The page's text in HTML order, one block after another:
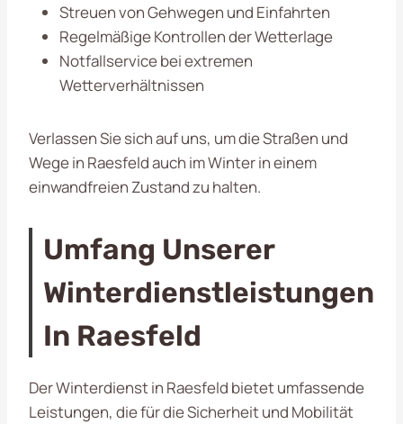
Streuen von Gehwegen und Einfahrten
Regelmäßige Kontrollen der Wetterlage
Notfallservice bei extremen
Wetterverhältnissen
Verlassen Sie sich auf uns, um die Straßen und
Wege in Raesfeld auch im Winter in einem
einwandfreien Zustand zu halten.
Umfang Unserer
Winterdienstleistungen
In Raesfeld
Der Winterdienst in Raesfeld bietet umfassende
Leistungen, die für die Sicherheit und Mobilität